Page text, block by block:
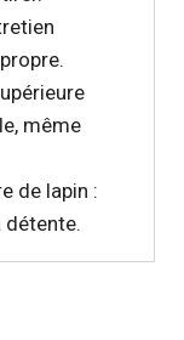
même
de lapin :
détente.